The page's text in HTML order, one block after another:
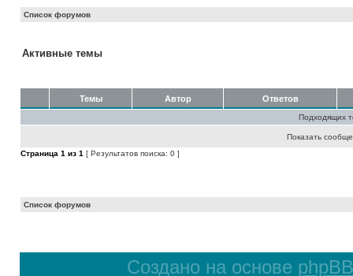
Список форумов
Активные темы
Темы Автор Ответов
Подходящих
Показать
Страница 1 из 1 [ Результатов поиска: 0 ]
Список форумов
Создано на основе phpBB